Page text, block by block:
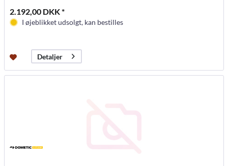
2.192,00 DKK *
I øjeblikket udsolgt, kan bestilles
Detaljer